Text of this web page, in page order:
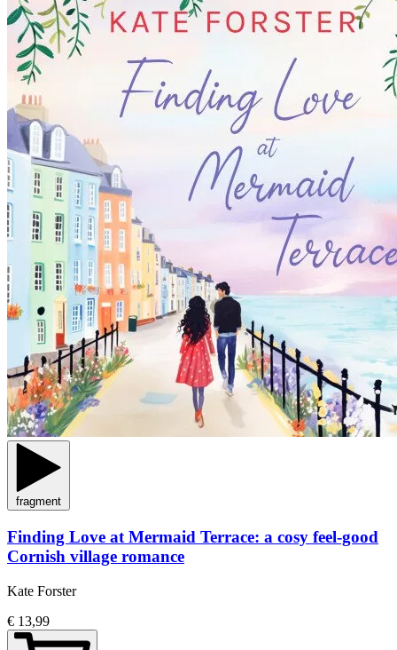
fragment
Finding Love at Mermaid Terrace: a cosy feel-good
Cornish village romance
Kate Forster
€ 13,99